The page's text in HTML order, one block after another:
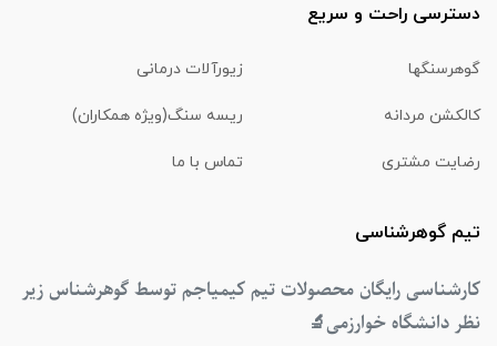
دسترسی راحت و سریع
گوهرسنگها زیورآلات درمانی
کالکشن مردانه ریسه سنگ(ویژه همکاران)
رضایت مشتری تماس با ما
تیم گوهرشناسی
کارشناسی رایگان محصولات تیم کیمیاجم توسط گوهرشناس زیر
نظر دانشگاه خوارزمی🔬